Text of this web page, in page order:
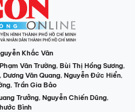
Khắc Văn
Phạm Văn Trường, Bùi Thị Hồng Sương,
, Dương Văn Quang, Nguyễn Đức Hiển,
, Trần Gia Bảo
Trưởng, Nguyễn Chiến Dũng,
Bình